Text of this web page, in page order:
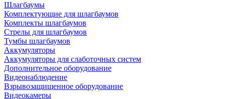
Шлагбаумы
Комплектующие для шлагбаумов
Комплекты шлагбаумов
Стрелы для шлагбаумов
Тумбы шлагбаумов
Аккумуляторы
Аккумуляторы для слаботочных систем
Дополнительное оборудование
Видеонаблюдение
Взрывозащищенное оборудование
Видеокамеры